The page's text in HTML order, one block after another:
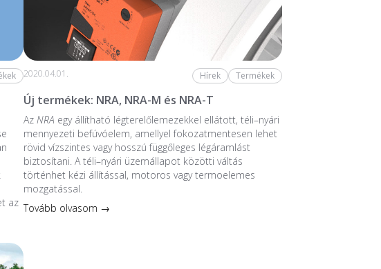
az
2020.04.01. Hírek Termékek
Új termékek: NRA, NRA-M és NRA-T
AzNRA egy állítható légterelőlemezekkel ellátott, téli–nyári
mennyezeti befúvóelem, amellyel fokozatmentesen lehet
rövid vízszintes vagy hosszú függőleges légáramlást
biztosítani. A téli–nyári üzemállapot közötti váltás
történhet kézi állítással, motoros vagy termoelemes
mozgatással.
Tovább olvasom →